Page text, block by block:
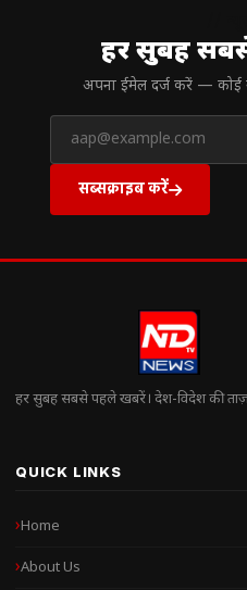
हर सुबह
अपना ईमेल दर्ज करें — कोई
सब्सक्राइब करें
हर सुबह सबसे पहले खबरें। देश-विदेश की
QUICK LINKS
Home
About Us